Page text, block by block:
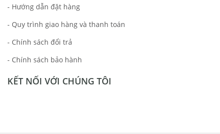
- Hướng dẫn đặt hàng
- Quy trình giao hàng và thanh toán
- Chính sách đổi trả
- Chính sách bảo hành
KẾT NỐI VỚI CHÚNG TÔI